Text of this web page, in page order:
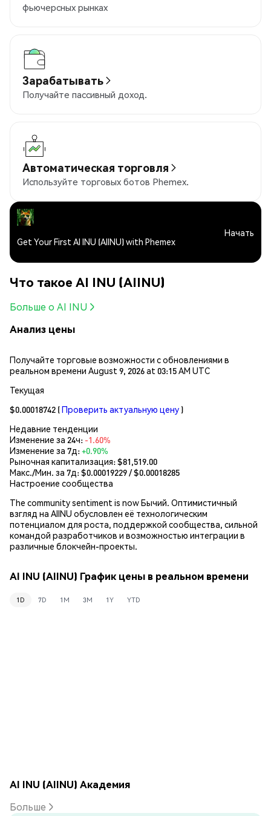
фьючерсных рынках
Зарабатывать
Получайте пассивный доход.
Автоматическая торговля
Используйте торговых ботов Phemex.
Get Your First AI INU (AIINU) with Phemex
Начать
Что такое AI INU (AIINU)
Больше о AI INU
Анализ цены
Получайте торговые возможности с обновлениями в
реальном времени August 9, 2026 at 03:15 AM UTC
Текущая
$0.00018742 (Проверить актуальную цену )
Недавние тенденции
Изменение за 24ч: -1.60%
Изменение за 7д:+0.90%
Рыночная капитализация:$81,519.00
Макс./Мин. за 7д: $0.00019229/ $0.00018285
Настроение сообщества
The community sentiment is now Бычий. Оптимистичный
взгляд на AIINU обусловлен её технологическим
потенциалом для роста, поддержкой сообщества, сильной
командой разработчиков и возможностью интеграции в
различные блокчейн-проекты.
AI INU (AIINU) График цены в реальном времени
1D 7D 1M 3M 1Y YTD
AI INU (AIINU) Академия
Больше